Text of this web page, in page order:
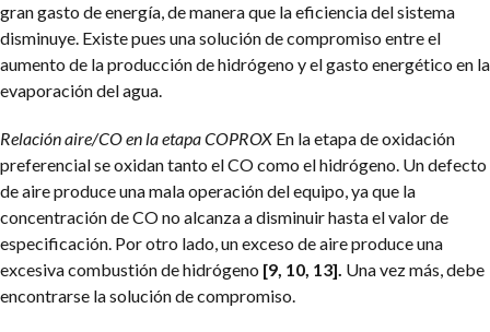
gran gasto de energía, de manera que la eficiencia del sistema
disminuye. Existe pues una solución de compromiso entre el
aumento de la producción de hidrógeno y el gasto energético en la
evaporación del agua.
Relación aire/CO en la etapa COPROX En la etapa de oxidación
preferencial se oxidan tanto el CO como el hidrógeno. Un defecto
de aire produce una mala operación del equipo, ya que la
concentración de CO no alcanza a disminuir hasta el valor de
especificación. Por otro lado, un exceso de aire produce una
excesiva combustión de hidrógeno [9, 10, 13]. Una vez más, debe
encontrarse la solución de compromiso.